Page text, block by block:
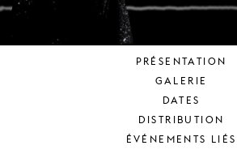
SOUTENIR
PRÉSENTATION
GALERIE
DATES
DISTRIBUTION
ÉVÉNEMENTS LIÉS